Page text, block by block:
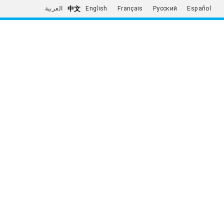
العربية 中文 English Français Русский Español